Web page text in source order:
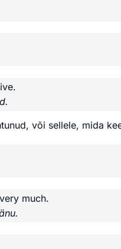
või sellele, mida
much.